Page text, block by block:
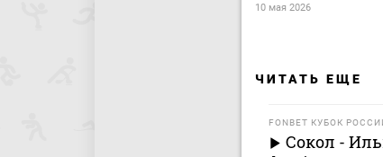
10 мая 2026
ЧИТАТЬ ЕЩЕ
FONBET КУБОК
Сокол -